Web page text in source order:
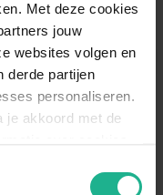
Met deze cookies
jouw
websites volgen en
derde partijen
personaliseren.
je akkoord met de